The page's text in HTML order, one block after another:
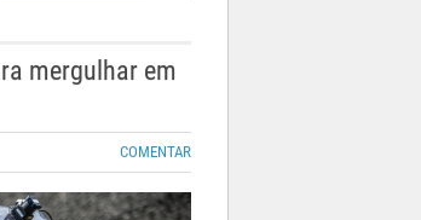
mergulhar em
COMENTAR